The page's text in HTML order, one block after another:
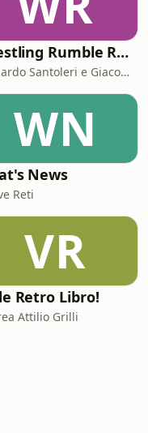
Wrestling Rumble Room Podcast
Leonardo Santoleri e Giacomo Toniaccini
WN
News
Reti
VR
Retro Libro!
Attilio Grilli